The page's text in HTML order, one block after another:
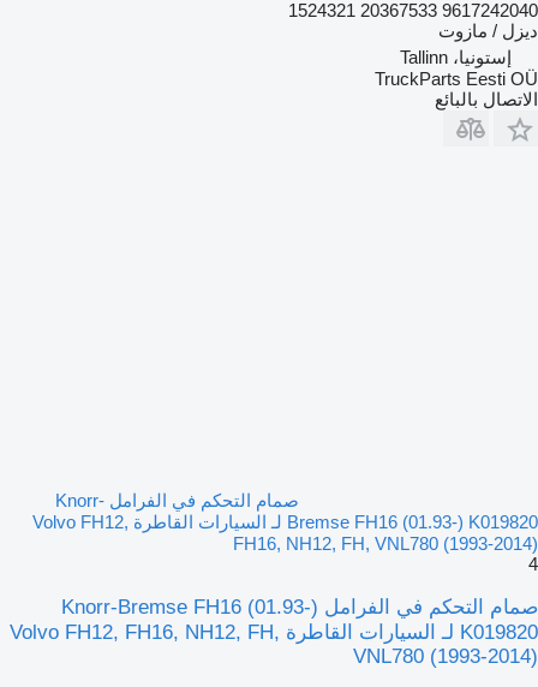
9617242040 20367533 1524321
ديزل / مازوت
إستونيا، Tallinn
TruckParts Eesti OÜ
الاتصال بالبائع
صمام التحكم في الفرامل Knorr-
Bremse FH16 (01.93-) K019820 لـ السيارات القاطرة Volvo FH12,
FH16, NH12, FH, VNL780 (1993-2014)
4
صمام التحكم في الفرامل Knorr-Bremse FH16 (01.93-)
K019820 لـ السيارات القاطرة Volvo FH12, FH16, NH12, FH,
VNL780 (1993-2014)